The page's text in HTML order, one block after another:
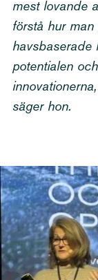
mest lovande
förstå hur
havsbaserade
potentialen
säger hon.